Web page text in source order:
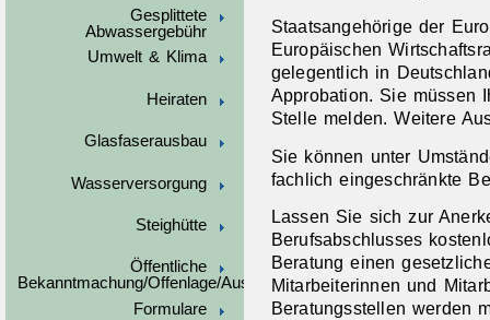
Gesplittete
Abwassergebühr
Umwelt & Klima
Heiraten
Glasfaserausbau
Wasserversorgung
Steighütte
Öffentliche
Bekanntmachung/Offenlage/Ausschreibungen
Formulare
Staatsangehörige der
Europäischen
gelegentlich in
Approbation. Sie müssen
Stelle melden. Weitere
Sie können unter
fachlich eingeschränkte
Lassen Sie sich zur
Berufsabschlusses
Beratung einen
Mitarbeiterinnen und
Beratungsstellen werden